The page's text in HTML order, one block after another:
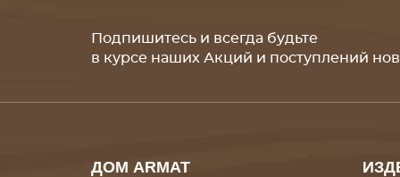
Подпишитесь и всегда будьте
в курсе наших Акций и поступлений
ДОМ ARMAT